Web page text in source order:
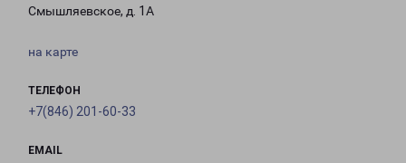
Смышляевское, д. 1А
на карте
ТЕЛЕФОН
+7(846) 201-60-33
EMAIL